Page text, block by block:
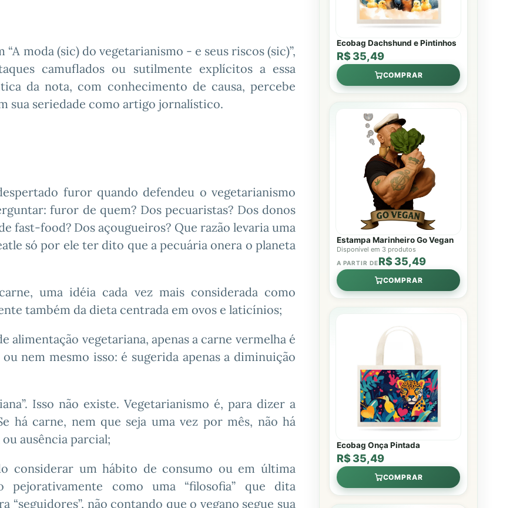
moda (sic) do vegetarianismo - e seus riscos (sic)”,
camuflados ou sutilmente explícitos a essa
da nota, com conhecimento de causa, percebe
sua seriedade como artigo jornalístico.
furor quando defendeu o vegetarianismo
furor de quem? Dos pecuaristas? Dos donos
fast-food? Dos açougueiros? Que razão levaria uma
só por ele ter dito que a pecuária onera o planeta
uma idéia cada vez mais considerada como
também da dieta centrada em ovos e laticínios;
alimentação vegetariana, apenas a carne vermelha é
nem mesmo isso: é sugerida apenas a diminuição
Isso não existe. Vegetarianismo é, para dizer a
há carne, nem que seja uma vez por mês, não há
ausência parcial;
considerar um hábito de consumo ou em última
como uma “filosofia” que dita
não contando que o vegano segue sua
Ecobag Dachshund e Pintinhos
R$ 35,49
COMPRAR
Estampa Marinheiro Go Vegan
Disponível em 3 produtos
A PARTIR DER$ 35,49
COMPRAR
Ecobag Onça Pintada
R$ 35,49
COMPRAR